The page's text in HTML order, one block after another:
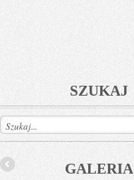
SZUKAJ
GALERIA